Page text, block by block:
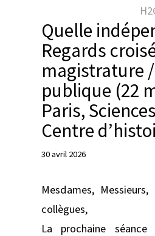
Quelle
Regards
magistrature
publique (22
Paris,
Centre
30 avril 2026
Mesdames,
collègues,
La prochaine séance